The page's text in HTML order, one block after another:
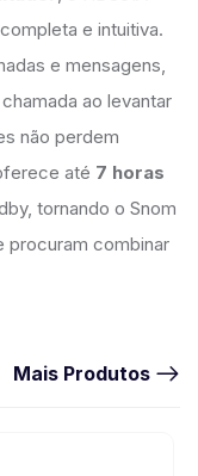
e intuitiva.
e mensagens,
ao levantar
não perdem
até 7 horas
tornando o Snom
procuram combinar
Mais Produtos